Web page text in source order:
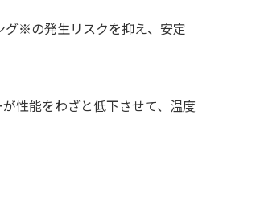
グ※の発⽣リスクを抑え、安定
性能をわざと低下させて、温度